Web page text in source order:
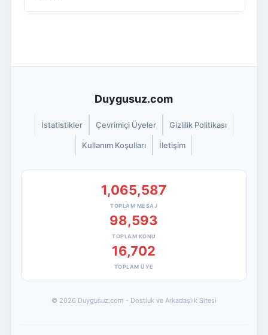
Duygusuz.com
İstatistikler Çevrimiçi Üyeler Gizlilik Politikası
Kullanım Koşulları İletişim
1,065,587
TOPLAM MESAJ
98,593
TOPLAM KONU
16,702
TOPLAM ÜYE
© 2026 Duygusuz.com - Dostluk ve Arkadaşlık Sitesi